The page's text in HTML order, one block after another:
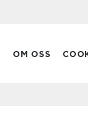
OM OSS